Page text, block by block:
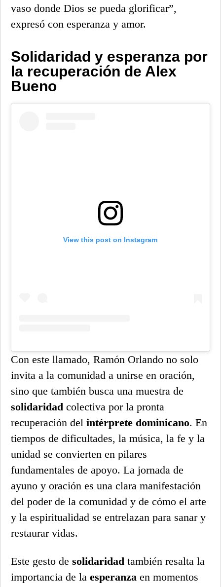
vaso donde Dios se pueda glorificar”,
expresó con esperanza y amor.
Solidaridad y esperanza por
la recuperación de Alex
Bueno
View this post on Instagram
Con este llamado, Ramón Orlando no solo
invita a la comunidad a unirse en oración,
sino que también busca una muestra de
solidaridad colectiva por la pronta
recuperación delintérprete dominicano. En
tiempos de dificultades, la música, la fe y la
unidad se convierten en pilares
fundamentales de apoyo. La jornada de
ayuno y oración es una clara manifestación
del poder de la comunidad y de cómo el arte
y la espiritualidad se entrelazan para sanar y
restaurar vidas.
Este gesto desolidaridad también resalta la
importancia de laesperanza en momentos